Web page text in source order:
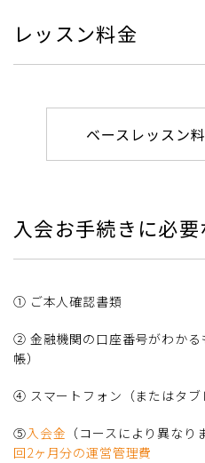
レッスン料金
ベースレッスン
入会お手続きに必要
① ご本人確認書類
② 金融機関の口座番号がわかる
帳）
④ スマートフォン（またはタブ
⑤入会金 （コースにより異なり
回2ヶ月分の運営管理費